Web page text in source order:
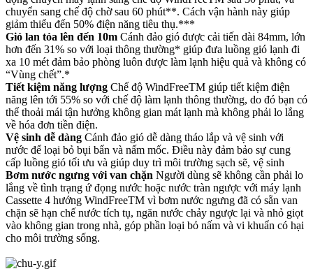
chuyển sang chế độ chờ sau 60 phút**. Cách vận hành này giúp
giảm thiểu đến 50% điện năng tiêu thụ.***
Gió lan tỏa lên đến 10m Cánh đảo gió được cải tiến dài 84mm, lớn
hơn đến 31% so với loại thông thường* giúp đưa luồng gió lạnh đi
xa 10 mét đảm bảo phòng luôn được làm lạnh hiệu quả và không có
“Vùng chết”.*
Tiết kiệm năng lượng Chế độ WindFreeTM giúp tiết kiệm điện
năng lên tới 55% so với chế độ làm lạnh thông thường, do đó bạn có
thể thoải mái tận hưởng không gian mát lạnh mà không phải lo lắng
về hóa đơn tiền điện.
Vệ sinh dễ dàng Cánh đảo gió dễ dàng tháo lắp và vệ sinh với
nước để loại bỏ bụi bẩn và nấm mốc. Điều này đảm bảo sự cung
cấp luồng gió tối ưu và giúp duy trì môi trường sạch sẽ, vệ sinh
Bơm nước ngưng với van chặn Người dùng sẽ không cần phải lo
lắng về tình trạng ứ đọng nước hoặc nước tràn ngược với máy lạnh
Cassette 4 hướng WindFreeTM vì bơm nước ngưng đã có sẵn van
chặn sẽ hạn chế nước tích tụ, ngăn nước chảy ngược lại và nhỏ giọt
vào không gian trong nhà, góp phần loại bỏ nấm và vi khuẩn có hại
cho môi trường sống.